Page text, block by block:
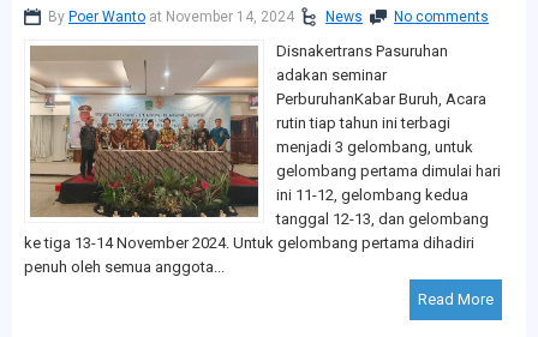
By Poer Wanto at November 14, 2024 News No comments
Disnakertrans Pasuruhan
adakan seminar
PerburuhanKabar Buruh, Acara
rutin tiap tahun ini terbagi
menjadi 3 gelombang, untuk
gelombang pertama dimulai hari
ini 11-12, gelombang kedua
tanggal 12-13, dan gelombang
ke tiga 13-14 November 2024. Untuk gelombang pertama dihadiri
penuh oleh semua anggota...
Read More